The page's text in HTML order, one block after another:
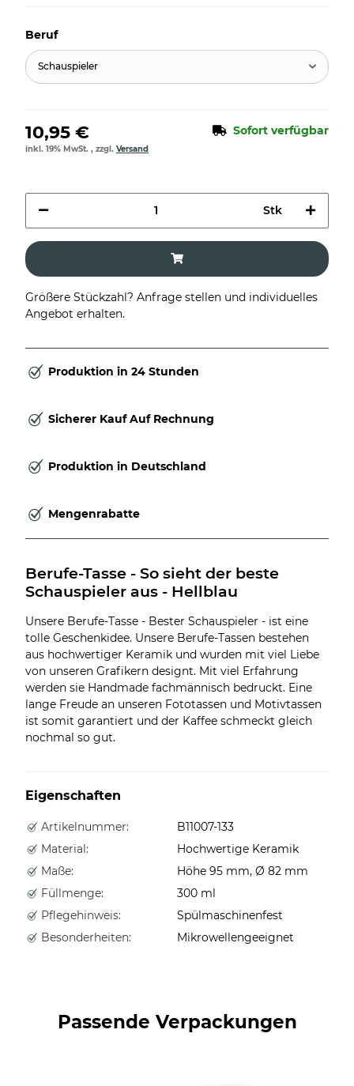
Beruf
Schauspieler
10,95 € Sofort verfügbar
inkl. 19% MwSt. , zzgl. Versand
Stk
Größere Stückzahl? Anfrage stellen und individuelles
Angebot erhalten.
Produktion in 24 Stunden
Sicherer Kauf Auf Rechnung
Produktion in Deutschland
Mengenrabatte
Berufe-Tasse - So sieht der beste
Schauspieler aus - Hellblau
Unsere Berufe-Tasse - Bester Schauspieler - ist eine
tolle Geschenkidee. Unsere Berufe-Tassen bestehen
aus hochwertiger Keramik und wurden mit viel Liebe
von unseren Grafikern designt. Mit viel Erfahrung
werden sie Handmade fachmännisch bedruckt. Eine
lange Freude an unseren Fototassen und Motivtassen
ist somit garantiert und der Kaffee schmeckt gleich
nochmal so gut.
Eigenschaften
Artikelnummer:
B11007-133
Material:
Hochwertige Keramik
Maße:
Höhe 95 mm, Ø 82 mm
Füllmenge:
300 ml
Pflegehinweis:
Spülmaschinenfest
Besonderheiten:
Mikrowellengeeignet
Passende Verpackungen